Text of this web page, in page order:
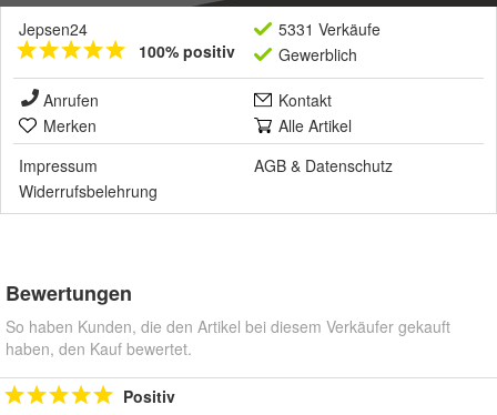
Jepsen24
100% positiv
5331 Verkäufe
Gewerblich
Anrufen
Kontakt
Merken
Alle Artikel
Impressum
AGB & Datenschutz
Widerrufsbelehrung
Bewertungen
So haben Kunden, die den Artikel bei diesem Verkäufer gekauft
haben, den Kauf bewertet.
Positiv